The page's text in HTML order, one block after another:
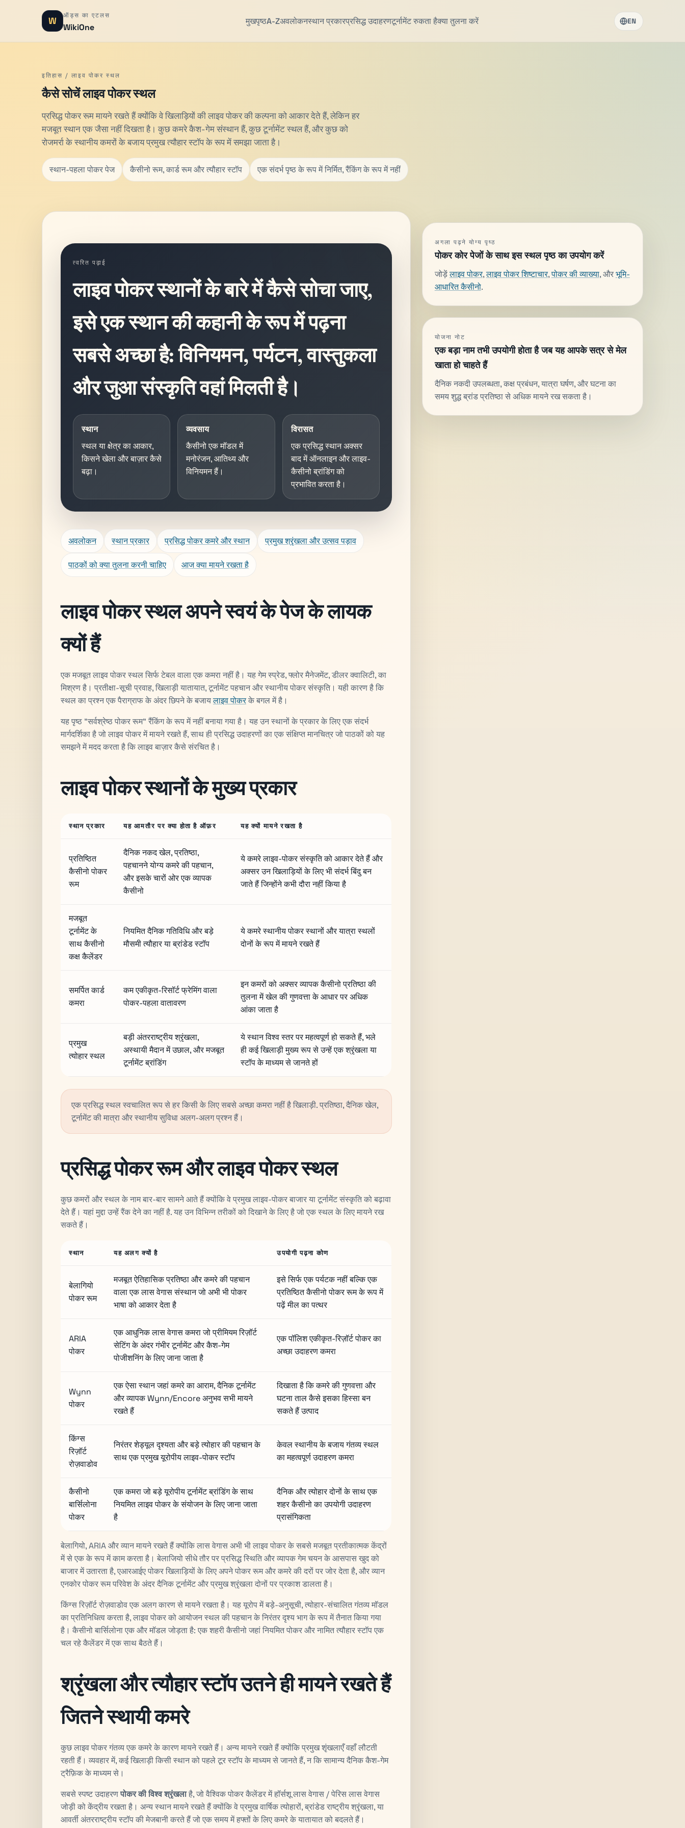
W ऑड्स का एटलस
WikiOne
मुखपृष्ठA-Zअवलोकनस्थान प्रकारप्रसिद्ध उदाहरणटूर्नामेंट रुकता हैक्या तुलना करें EN
इतिहास / लाइव पोकर स्थल
कैसे सोचें लाइव पोकर स्थल
प्रसिद्ध पोकर रूम मायने रखते हैं क्योंकि वे खिलाड़ियों की लाइव पोकर की कल्पना को आकार देते हैं, लेकिन हर
मजबूत स्थान एक जैसा नहीं दिखता है। कुछ कमरे कैश-गेम संस्थान हैं, कुछ टूर्नामेंट स्थल हैं, और कुछ को
रोजमर्रा के स्थानीय कमरों के बजाय प्रमुख त्यौहार स्टॉप के रूप में समझा जाता है।
स्थान-पहला पोकर पेज कैसीनो रूम, कार्ड रूम और त्यौहार स्टॉप एक संदर्भ पृष्ठ के रूप में निर्मित, रैंकिंग के रूप में नहीं
त्वरित पढ़ाई
लाइव पोकर स्थानों के बारे में कैसे सोचा जाए,
इसे एक स्थान की कहानी के रूप में पढ़ना
सबसे अच्छा है: विनियमन, पर्यटन, वास्तुकला
और जुआ संस्कृति वहां मिलती है।
स्थान
स्थल या क्षेत्र का आकार,
किसने खेला और बाज़ार कैसे
बढ़ा।
व्यवसाय
कैसीनो एक मॉडल में
मनोरंजन, आतिथ्य और
विनियमन हैं।
विरासत
एक प्रसिद्ध स्थान अक्सर
बाद में ऑनलाइन और लाइव-
कैसीनो ब्रांडिंग को
प्रभावित करता है।
अवलोकन स्थान प्रकार प्रसिद्ध पोकर कमरे और स्थान प्रमुख श्रृंखला और उत्सव पड़ाव
पाठकों को क्या तुलना करनी चाहिए आज क्या मायने रखता है
लाइव पोकर स्थल अपने स्वयं के पेज के लायक
क्यों हैं
एक मजबूत लाइव पोकर स्थल सिर्फ टेबल वाला एक कमरा नहीं है। यह गेम स्प्रेड, फ्लोर मैनेजमेंट, डीलर क्वालिटी, का
मिश्रण है। प्रतीक्षा-सूची प्रवाह, खिलाड़ी यातायात, टूर्नामेंट पहचान और स्थानीय पोकर संस्कृति। यही कारण है कि
स्थल का प्रश्न एक पैराग्राफ के अंदर छिपने के बजायलाइव पोकरके बगल में है।
यह पृष्ठ "सर्वश्रेष्ठ पोकर रूम" रैंकिंग के रूप में नहीं बनाया गया है। यह उन स्थानों के प्रकार के लिए एक संदर्भ
मार्गदर्शिका है जो लाइव पोकर में मायने रखते हैं, साथ ही प्रसिद्ध उदाहरणों का एक संक्षिप्त मानचित्र जो पाठकों को यह
समझने में मदद करता है कि लाइव बाज़ार कैसे संरचित है।
लाइव पोकर स्थानों के मुख्य प्रकार
स्थान प्रकार यह आमतौर पर क्या होता है ऑफ़र यह क्यों मायने रखता है
प्रतिष्ठित
कैसीनो पोकर
रूम
दैनिक नकद खेल, प्रतिष्ठा,
पहचानने योग्य कमरे की पहचान,
और इसके चारों ओर एक व्यापक
कैसीनो
ये कमरे लाइव-पोकर संस्कृति को आकार देते हैं और
अक्सर उन खिलाड़ियों के लिए भी संदर्भ बिंदु बन
जाते हैं जिन्होंने कभी दौरा नहीं किया है
मजबूत
टूर्नामेंट के
साथ कैसीनो
कक्ष कैलेंडर
नियमित दैनिक गतिविधि और बड़े
मौसमी त्यौहार या ब्रांडेड स्टॉप
ये कमरे स्थानीय पोकर स्थानों और यात्रा स्थलों
दोनों के रूप में मायने रखते हैं
समर्पित कार्ड
कमरा
कम एकीकृत-रिसॉर्ट फ्रेमिंग वाला
पोकर-पहला वातावरण
इन कमरों को अक्सर व्यापक कैसीनो प्रतिष्ठा की
तुलना में खेल की गुणवत्ता के आधार पर अधिक
आंका जाता है
प्रमुख
त्योहार स्थल
बड़ी अंतरराष्ट्रीय श्रृंखला,
अस्थायी मैदान में उछाल, और मजबूत
टूर्नामेंट ब्रांडिंग
ये स्थान विश्व स्तर पर महत्वपूर्ण हो सकते हैं, भले
ही कई खिलाड़ी मुख्य रूप से उन्हें एक श्रृंखला या
स्टॉप के माध्यम से जानते हों
एक प्रसिद्ध स्थल स्वचालित रूप से हर किसी के लिए सबसे अच्छा कमरा नहीं है खिलाड़ी. प्रतिष्ठा, दैनिक खेल,
टूर्नामेंट की मात्रा और स्थानीय सुविधा अलग-अलग प्रश्न हैं।
प्रसिद्ध पोकर रूम और लाइव पोकर स्थल
कुछ कमरों और स्थल के नाम बार-बार सामने आते हैं क्योंकि वे प्रमुख लाइव-पोकर बाजार या टूर्नामेंट संस्कृति को बढ़ावा
देते हैं। यहां मुद्दा उन्हें रैंक देने का नहीं है. यह उन विभिन्न तरीकों को दिखाने के लिए है जो एक स्थल के लिए मायने रख
सकते हैं।
स्थान यह अलग क्यों है उपयोगी पढ़ना कोण
बेलागियो
पोकर रूम
मजबूत ऐतिहासिक प्रतिष्ठा और कमरे की पहचान
वाला एक लास वेगास संस्थान जो अभी भी पोकर
भाषा को आकार देता है
इसे सिर्फ एक पर्यटक नहीं बल्कि एक
प्रतिष्ठित कैसीनो पोकर रूम के रूप में
पढ़ें मील का पत्थर
ARIA
पोकर
एक आधुनिक लास वेगास कमरा जो प्रीमियम रिज़ॉर्ट
सेटिंग के अंदर गंभीर टूर्नामेंट और कैश-गेम
पोजीशनिंग के लिए जाना जाता है
एक पॉलिश एकीकृत-रिज़ॉर्ट पोकर का
अच्छा उदाहरण कमरा
Wynn
पोकर
एक ऐसा स्थान जहां कमरे का आराम, दैनिक टूर्नामेंट
और व्यापक Wynn/Encore अनुभव सभी मायने
रखते हैं
दिखाता है कि कमरे की गुणवत्ता और
घटना ताल कैसे इसका हिस्सा बन
सकते हैं उत्पाद
किंग्स
रिज़ॉर्ट
रोज़वाडोव
निरंतर शेड्यूल दृश्यता और बड़े त्योहार की पहचान के
साथ एक प्रमुख यूरोपीय लाइव-पोकर स्टॉप
केवल स्थानीय के बजाय गंतव्य स्थल
का महत्वपूर्ण उदाहरण कमरा
कैसीनो
बार्सिलोना
पोकर
एक कमरा जो बड़े यूरोपीय टूर्नामेंट ब्रांडिंग के साथ
नियमित लाइव पोकर के संयोजन के लिए जाना जाता
है
दैनिक और त्योहार दोनों के साथ एक
शहर कैसीनो का उपयोगी उदाहरण
प्रासंगिकता
बेलागियो, ARIA और व्यान मायने रखते हैं क्योंकि लास वेगास अभी भी लाइव पोकर के सबसे मजबूत प्रतीकात्मक केंद्रों
में से एक के रूप में काम करता है। बेलाजियो सीधे तौर पर प्रसिद्ध स्थिति और व्यापक गेम चयन के आसपास खुद को
बाजार में उतारता है, एआरआईए पोकर खिलाड़ियों के लिए अपने पोकर रूम और कमरे की दरों पर जोर देता है, और व्यान
एनकोर पोकर रूम परिवेश के अंदर दैनिक टूर्नामेंट और प्रमुख श्रृंखला दोनों पर प्रकाश डालता है।
किंग्स रिज़ॉर्ट रोज़वाडोव एक अलग कारण से मायने रखता है। यह यूरोप में बड़े-अनुसूची, त्योहार-संचालित गंतव्य मॉडल
का प्रतिनिधित्व करता है, लाइव पोकर को आयोजन स्थल की पहचान के निरंतर दृश्य भाग के रूप में तैनात किया गया
है। कैसीनो बार्सिलोना एक और मॉडल जोड़ता है: एक शहरी कैसीनो जहां नियमित पोकर और नामित त्यौहार स्टॉप एक
चल रहे कैलेंडर में एक साथ बैठते हैं।
श्रृंखला और त्यौहार स्टॉप उतने ही मायने रखते हैं
जितने स्थायी कमरे
कुछ लाइव पोकर गंतव्य एक कमरे के कारण मायने रखते हैं। अन्य मायने रखते हैं क्योंकि प्रमुख शृंखलाएँ वहाँ लौटती
रहती हैं। व्यवहार में, कई खिलाड़ी किसी स्थान को पहले टूर स्टॉप के माध्यम से जानते हैं, न कि सामान्य दैनिक कैश-गेम
ट्रैफ़िक के माध्यम से।
सबसे स्पष्ट उदाहरणपोकर की विश्व श्रृंखलाहै, जो वैश्विक पोकर कैलेंडर में हॉर्सशू लास वेगास / पेरिस लास वेगास
जोड़ी को केंद्रीय रखता है। अन्य स्थान मायने रखते हैं क्योंकि वे प्रमुख वार्षिक त्योहारों, ब्रांडेड राष्ट्रीय श्रृंखला, या
आवर्ती अंतरराष्ट्रीय स्टॉप की मेजबानी करते हैं जो एक समय में हफ्तों के लिए कमरे के यातायात को बदलते हैं।
अगला पढ़ने योग्य पृष्ठ
पोकर कोर पेजों के साथ इस स्थल पृष्ठ का उपयोग करें
जोड़ेंलाइव पोकर,लाइव पोकर शिष्टाचार,पोकर की व्याख्या, औरभूमि-
आधारित कैसीनो.
योजना नोट
एक बड़ा नाम तभी उपयोगी होता है जब यह आपके सत्र से मेल
खाता हो चाहते हैं
दैनिक नकदी उपलब्धता, कक्ष प्रबंधन, यात्रा घर्षण, और घटना का
समय शुद्ध ब्रांड प्रतिष्ठा से अधिक मायने रख सकता है।